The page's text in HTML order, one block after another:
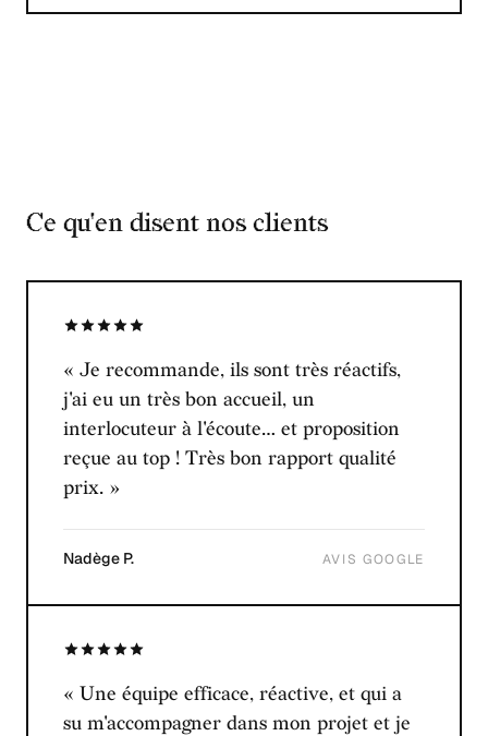
Ce qu'en disent nos clients
« Je recommande, ils sont très réactifs,
j'ai eu un très bon accueil, un
interlocuteur à l'écoute… et proposition
reçue au top ! Très bon rapport qualité
prix. »
Nadège P. AVIS GOOGLE
« Une équipe efficace, réactive, et qui a
su m'accompagner dans mon projet et je